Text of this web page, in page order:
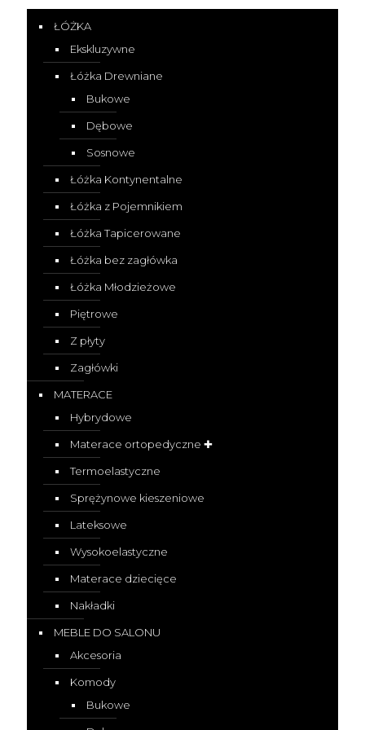
ŁÓŻKA
Ekskluzywne
Łóżka Drewniane
Bukowe
Dębowe
Sosnowe
Łóżka Kontynentalne
Łóżka z Pojemnikiem
Łóżka Tapicerowane
Łóżka bez zagłówka
Łóżka Młodzieżowe
Piętrowe
Z płyty
Zagłówki
MATERACE
Hybrydowe
Materace ortopedyczne ✚
Termoelastyczne
Sprężynowe kieszeniowe
Lateksowe
Wysokoelastyczne
Materace dziecięce
Nakładki
MEBLE DO SALONU
Akcesoria
Komody
Bukowe